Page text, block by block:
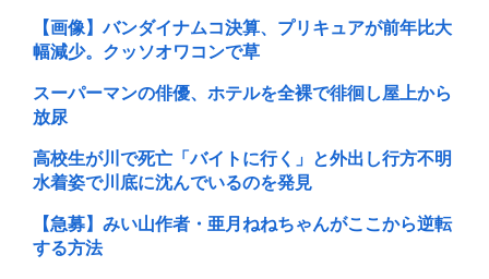
【画像】バンダイナムコ決算、プリキュアが前年比大
幅減少。クッソオワコンで草
スーパーマンの俳優、ホテルを全裸で徘徊し屋上から
放尿
高校生が川で死亡「バイトに行く」と外出し行方不明
水着姿で川底に沈んでいるのを発見
【急募】みい山作者・亜月ねねちゃんがここから逆転
する方法